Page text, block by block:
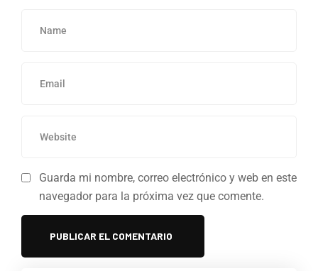
Guarda mi nombre, correo electrónico y web en este
navegador para la próxima vez que comente.